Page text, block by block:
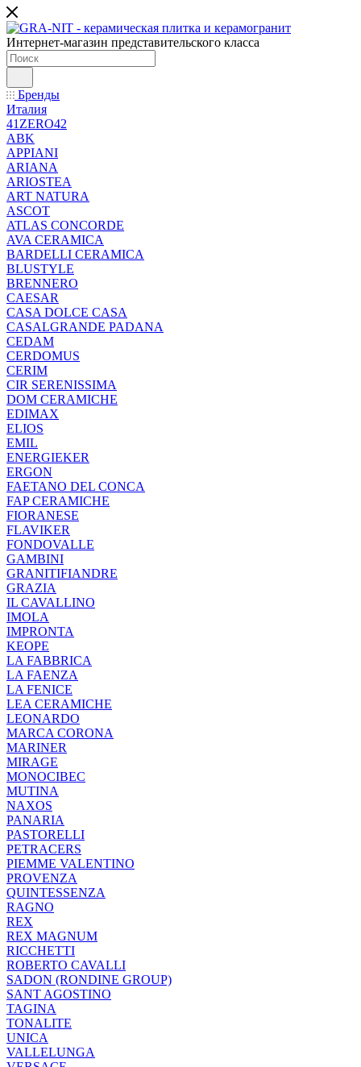
Интернет-магазин представительского класса
Бренды
Италия
41ZERO42
ABK
APPIANI
ARIANA
ARIOSTEA
ART NATURA
ASCOT
ATLAS CONCORDE
AVA CERAMICA
BARDELLI CERAMICA
BLUSTYLE
BRENNERO
CAESAR
CASA DOLCE CASA
CASALGRANDE PADANA
CEDAM
CERDOMUS
CERIM
CIR SERENISSIMA
DOM CERAMICHE
EDIMAX
ELIOS
EMIL
ENERGIEKER
ERGON
FAETANO DEL CONCA
FAP CERAMICHE
FIORANESE
FLAVIKER
FONDOVALLE
GAMBINI
GRANITIFIANDRE
GRAZIA
IL CAVALLINO
IMOLA
IMPRONTA
KEOPE
LA FABBRICA
LA FAENZA
LA FENICE
LEA CERAMICHE
LEONARDO
MARCA CORONA
MARINER
MIRAGE
MONOCIBEC
MUTINA
NAXOS
PANARIA
PASTORELLI
PETRACERS
PIEMME VALENTINO
PROVENZA
QUINTESSENZA
RAGNO
REX
REX MAGNUM
RICCHETTI
ROBERTO CAVALLI
SADON (RONDINE GROUP)
SANT AGOSTINO
TAGINA
TONALITE
UNICA
VALLELUNGA